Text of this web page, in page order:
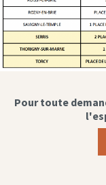
Pour toute